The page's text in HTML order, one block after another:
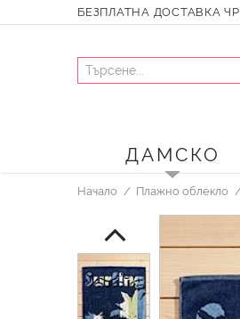
БЕЗПЛАТНА ДОСТАВКА
ДАМСКО
Начало Плажно облекло